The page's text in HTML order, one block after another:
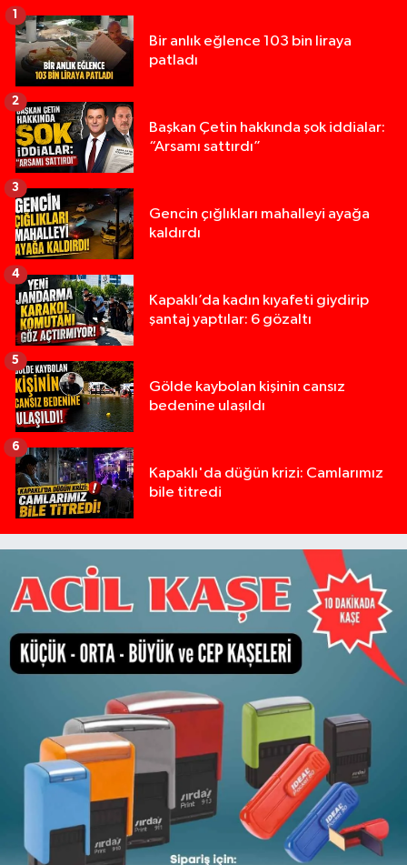
Bir anlık eğlence 103 bin liraya
patladı
Başkan Çetin hakkında şok iddialar:
“Arsamı sattırdı”
2
Gencin çığlıkları mahalleyi ayağa
kaldırdı
3
Kapaklı’da kadın kıyafeti giydirip
şantaj yaptılar: 6 gözaltı
4
Gölde kaybolan kişinin cansız
bedenine ulaşıldı
5
Kapaklı'da düğün krizi: Camlarımız
bile titredi
6